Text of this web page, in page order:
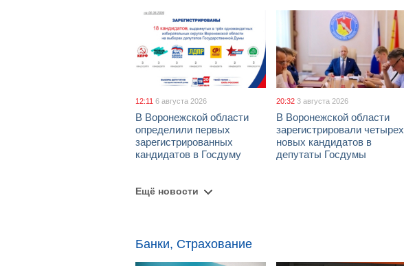
12:11 6 августа 2026
В Воронежской области
определили первых
зарегистрированных
кандидатов в Госдуму
20:32 3 августа 2026
В Воронежской области
зарегистрировали четырех
новых кандидатов в
депутаты Госдумы
Ещё новости
Банки, Страхование